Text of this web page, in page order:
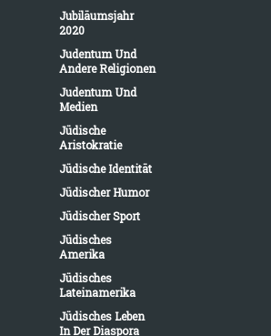
Jubiläumsjahr
2020
Judentum Und
Andere Religionen
Judentum Und
Medien
Jüdische
Aristokratie
Jüdische Identität
Jüdischer Humor
Jüdischer Sport
Jüdisches
Amerika
Jüdisches
Lateinamerika
Jüdisches Leben
In Der Diaspora